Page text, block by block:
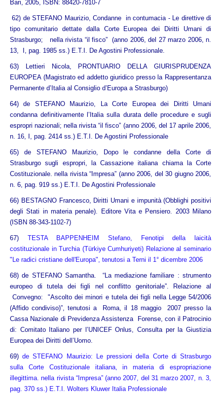
Bari, 2005, ISBN: 88420-7810-7
62) de STEFANO Maurizio, Condanne in contumacia - Le direttive di
tipo comunitario dettate dalla Corte Europea dei Diritti Umani di
Strasburgo; nella rivista “il fisco” (anno 2006, del 27 marzo 2006, n.
13, I, pag. 1985 ss.) E.T.I. De Agostini Professionale.
63)
Lettieri Nicola, PRONTUARIO DELLA GIURISPRUDENZA
EUROPEA (Magistrato ed addetto giuridico presso la Rappresentanza
Permanente d’Italia al Consiglio d’Europa a Strasburgo)
64) de STEFANO Maurizio, La Corte Europea dei Diritti Umani
condanna definitivamente l’Italia sulla durata delle procedure e sugli
espropri nazionali; nella rivista “il fisco” (anno 2006, del 17 aprile 2006,
n. 16, I, pag. 2414 ss.) E.T.I. De Agostini Professionale
65) de STEFANO Maurizio, Dopo le condanne della Corte di
Strasburgo sugli espropri, la Cassazione italiana chiama la Corte
Costituzionale. nella rivista “Impresa” (anno 2006, del 30 giugno 2006,
n. 6, pag. 919 ss.) E.T.I. De Agostini Professionale
66) BESTAGNO Francesco, Diritti Umani e impunità (Obblighi positivi
degli Stati in materia penale). Editore Vita e Pensiero. 2003 Milano
(ISBN 88-343-1102-7)
67) TESTA BAPPENHEIM Stefano, Fenotipi della laicità
costituzionale in Turchia (Türkiye Cumhuriyeti) Relazione al seminario
"Le radici cristiane dell'Europa", tenutosi a Terni il 1° dicembre 2006
68)de STEFANO Samantha. “La mediazione familiare : strumento
europeo di tutela dei figli nel conflitto genitoriale”. Relazione al
Convegno: "Ascolto dei minori e tutela dei figli nella Legge 54/2006
(Affido condiviso)”, tenutosi a Roma, il 18 maggio 2007 presso la
Cassa Nazionale di Previdenza Assistenza Forense, con il Patrocinio
di: Comitato Italiano per l’UNICEF Onlus, Consulta per la Giustizia
Europea dei Diritti dell’Uomo.
69) de STEFANO Maurizio: Le pressioni della Corte di Strasburgo
sulla Corte Costituzionale italiana, in materia di espropriazione
illegittima. nella rivista “Impresa” (anno 2007, del 31 marzo 2007, n. 3,
pag. 370 ss.) E.T.I. Wolters Kluwer Italia Professionale